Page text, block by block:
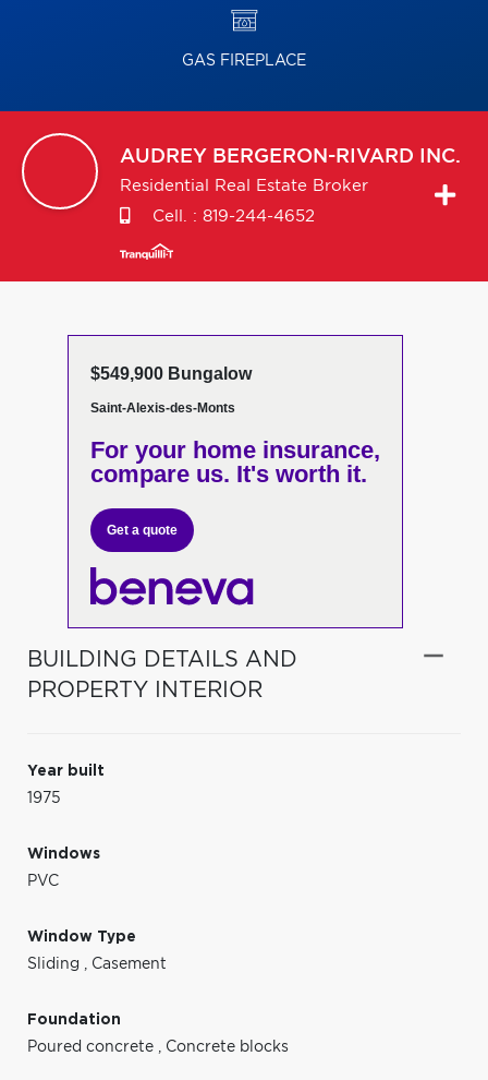
GAS FIREPLACE
AUDREY BERGERON-RIVARD INC.
Residential Real Estate Broker
Cell. : 819-244-4652
$549,900 Bungalow
Saint-Alexis-des-Monts
For your home insurance,
compare us. It's worth it.
Get a quote
BUILDING DETAILS AND
PROPERTY INTERIOR
Year built
1975
Windows
PVC
Window Type
Sliding , Casement
Foundation
Poured concrete , Concrete blocks